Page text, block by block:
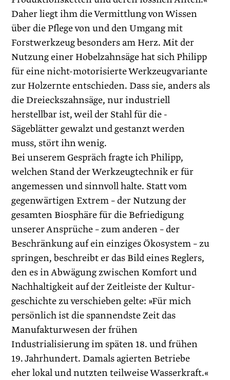
Daher liegt ihm die Vermittlung von Wissen
über die Pflege von und den Umgang mit
Forstwerkzeug besonders am Herz. Mit der
Nutzung einer Hobelzahnsäge hat sich Philipp
für eine nicht-motorisierte Werkzeugvariante
zur Holzernte entschieden. Dass sie, anders als
die Dreieckszahnsäge, nur industriell
herstellbar ist, weil der Stahl für die ­
Sägeblätter gewalzt und gestanzt werden
muss, stört ihn wenig.
Bei unserem Gespräch fragte ich Philipp,
welchen Stand der Werkzeugtechnik er für
angemessen und sinnvoll halte. Statt vom
gegenwärtigen Extrem – der Nutzung der
gesamten Biosphäre für die Befriedigung
unserer Ansprüche – zum anderen – der
Beschränkung auf ein einziges Ökosystem – zu
springen, beschreibt er das Bild eines Reglers,
den es in Abwägung zwischen Komfort und
Nachhaltigkeit auf der Zeitleiste der Kultur­
geschichte zu verschieben gelte: »Für mich
persönlich ist die spannendste Zeit das
Manufakturwesen der frühen
Industrialisierung im späten 18. und frühen
19. Jahrhundert. Damals agierten Betriebe
eher lokal und nutzten teilweise Wasserkraft.«